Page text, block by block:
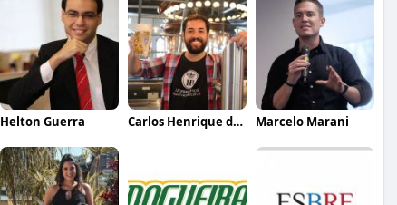
Helton Guerra Carlos Henrique de Faria Vasconcelos Marcelo Marani